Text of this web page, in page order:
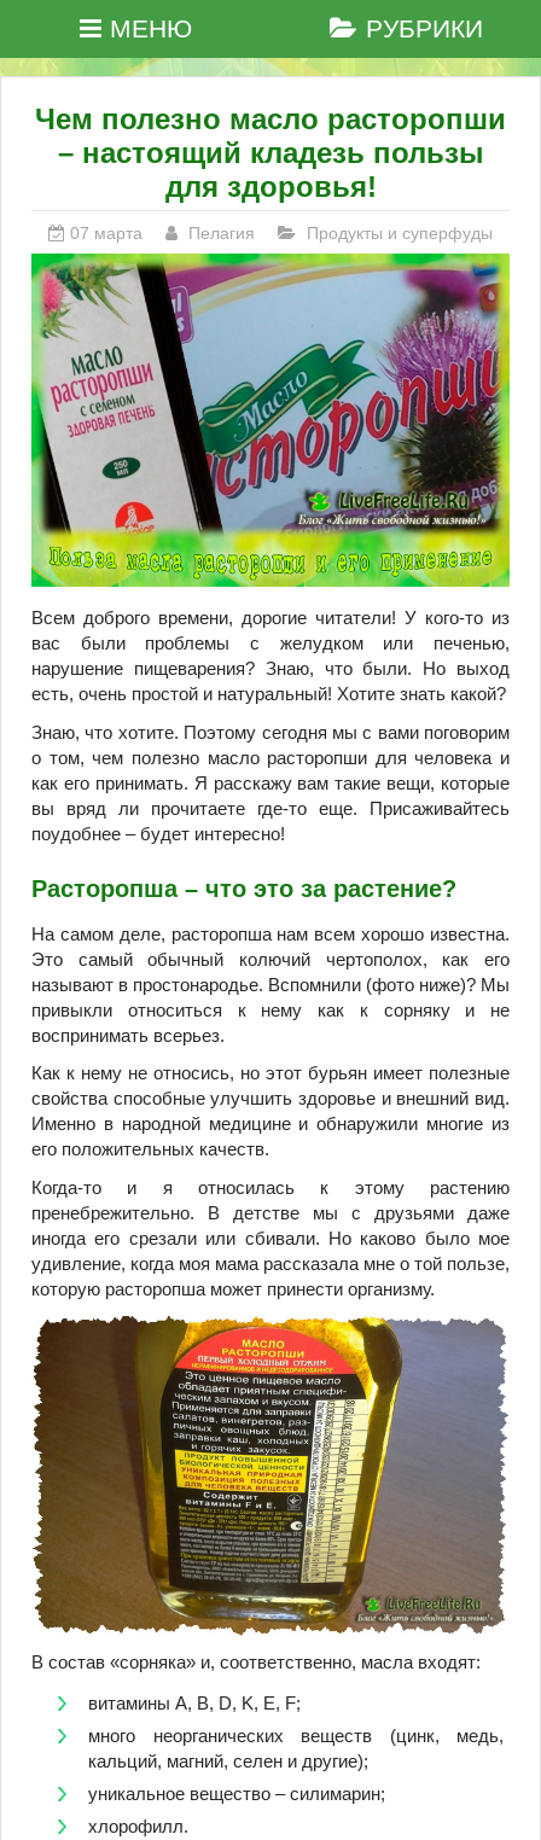
МЕНЮ РУБРИКИ
Чем полезно масло расторопши
– настоящий кладезь пользы
для здоровья!
07 марта Пелагия Продукты и суперфуды
Всем доброго времени, дорогие читатели! У кого-то из
вас были проблемы с желудком или печенью,
нарушение пищеварения? Знаю, что были. Но выход
есть, очень простой и натуральный! Хотите знать какой?
Знаю, что хотите. Поэтому сегодня мы с вами поговорим
о том, чем полезно масло расторопши для человека и
как его принимать. Я расскажу вам такие вещи, которые
вы вряд ли прочитаете где-то еще. Присаживайтесь
поудобнее – будет интересно!
Расторопша – что это за растение?
На самом деле, расторопша нам всем хорошо известна.
Это самый обычный колючий чертополох, как его
называют в простонародье. Вспомнили (фото ниже)? Мы
привыкли относиться к нему как к сорняку и не
воспринимать всерьез.
Как к нему не относись, но этот бурьян имеет полезные
свойства способные улучшить здоровье и внешний вид.
Именно в народной медицине и обнаружили многие из
его положительных качеств.
Когда-то и я относилась к этому растению
пренебрежительно. В детстве мы с друзьями даже
иногда его срезали или сбивали. Но каково было мое
удивление, когда моя мама рассказала мне о той пользе,
которую расторопша может принести организму.
В состав «сорняка» и, соответственно, масла входят:
витамины А, B, D, K, E, F;
много неорганических веществ (цинк, медь,
кальций, магний, селен и другие);
уникальное вещество – силимарин;
хлорофилл.